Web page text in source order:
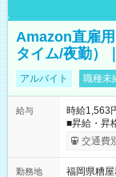
Amazon直雇
タイム/夜勤）
アルバイト 職種未
給与
時給1,563
■昇給・昇
まで昇給の機会があり
月25日支
☆Amazon直雇用
交通費
勤務地
福岡県糟